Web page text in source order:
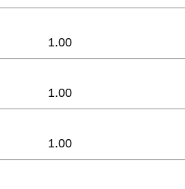
1.00
1.00
1.00